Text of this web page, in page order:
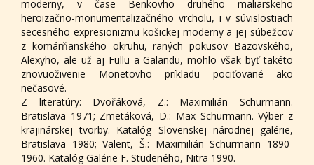
moderny, v čase Benkovho druhého maliarskeho
heroizačno-monumentalizačného vrcholu, i v súvislostiach
secesného expresionizmu košickej moderny a jej súbežcov
z komárňanského okruhu, raných pokusov Bazovského,
Alexyho, ale už aj Fullu a Galandu, mohlo však byť takéto
znovuoživenie Monetovho príkladu pociťované ako
nečasové.
Z literatúry: Dvořáková, Z.: Maximilián Schurmann.
Bratislava 1971; Zmetáková, D.: Max Schurmann. Výber z
krajinárskej tvorby. Katalóg Slovenskej národnej galérie,
Bratislava 1980; Valent, Š.: Maximilián Schurmann 1890-
1960. Katalóg Galérie F. Studeného, Nitra 1990.